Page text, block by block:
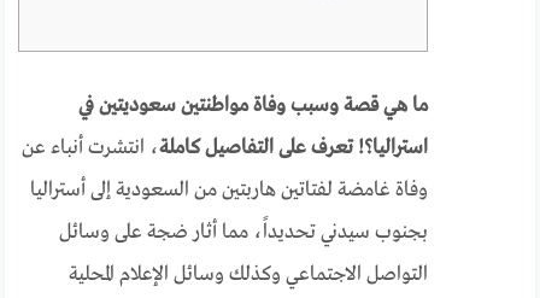
ما هي قصة وسبب وفاة مواطنتين سعوديتين في
استراليا؟! تعرف على التفاصيل كاملة، انتشرت أنباء عن
وفاة غامضة لفتاتين هاربتين من السعودية إلى أستراليا
بجنوب سيدني تحديداً، مما أثار ضجة على وسائل
التواصل الاجتماعي وكذلك وسائل الإعلام المحلية